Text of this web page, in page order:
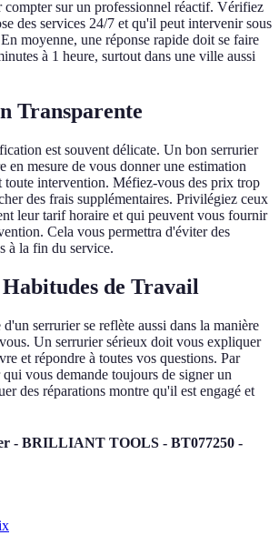
compter sur un professionnel réactif. Vérifiez
des services 24/7 et qu'il peut intervenir sous
moyenne, une réponse rapide doit se faire
à 1 heure, surtout dans une ville aussi
Transparente
est souvent délicate. Un bon serrurier
en mesure de vous donner une estimation
toute intervention. Méfiez-vous des prix trop
des frais supplémentaires. Privilégiez ceux
leur tarif horaire et qui peuvent vous fournir
Cela vous permettra d'éviter des
à la fin du service.
de Travail
serrurier se reflète aussi dans la manière
Un serrurier sérieux doit vous expliquer
et répondre à toutes vos questions. Par
vous demande toujours de signer un
des réparations montre qu'il est engagé et
- BRILLIANT TOOLS - BT077250 -